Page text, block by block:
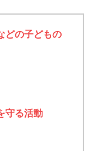
どの子どもの
守る活動